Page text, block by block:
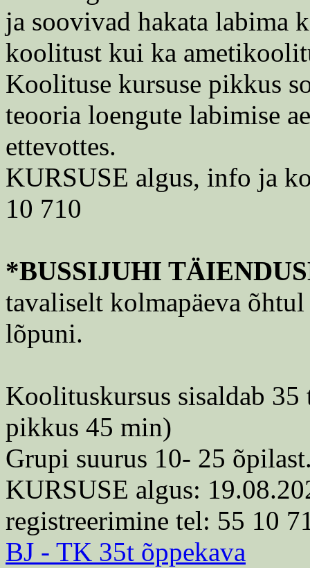
ja soovivad hakata labima
koolitust kui ka
Koolituse kursuse pikkus
teooria loengute labimise
ettevottes.
KURSUSE algus, info ja
10 710
*BUSSIJUHI
tavaliselt kolmapäeva
lõpuni.
Koolituskursus sisaldab
pikkus 45 min)
Grupi suurus 10- 25
KURSUSE algus:
registreerimine tel: 55 10
BJ - TK 35t õppekava